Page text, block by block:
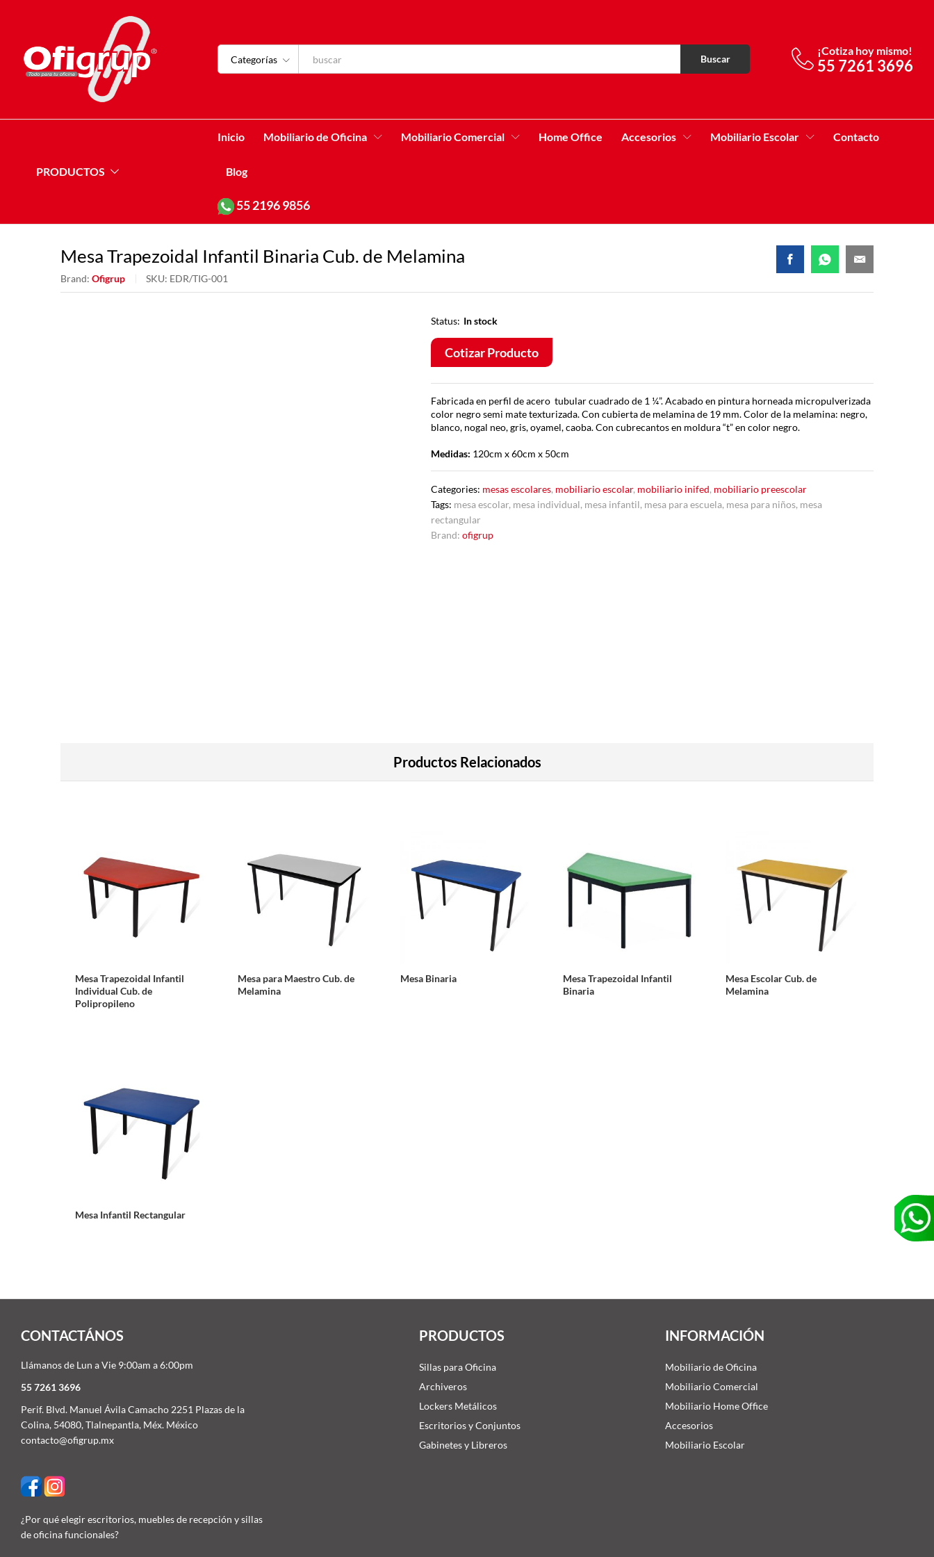
Categorías Buscar
¡Cotiza hoy mismo!
55 7261 3696
PRODUCTOS
Inicio Mobiliario de Oficina Mobiliario Comercial Home Office Accesorios Mobiliario Escolar Contacto
Blog
552196 9856
Mesa Trapezoidal Infantil Binaria Cub. de Melamina
Brand: Ofigrup SKU: EDR/TIG-001
Status: In stock
Cotizar Producto
Fabricada en perfil de acero tubular cuadrado de 1 ¼”. Acabado en pintura horneada micropulverizada
color negro semi mate texturizada. Con cubierta de melamina de 19 mm. Color de la melamina: negro,
blanco, nogal neo, gris, oyamel, caoba. Con cubrecantos en moldura “t” en color negro.
Medidas: 120cm x 60cm x 50cm
Categories: mesas escolares, mobiliario escolar, mobiliario inifed, mobiliario preescolar
Tags: mesa escolar, mesa individual, mesa infantil, mesa para escuela, mesa para niños, mesa
rectangular
Brand:ofigrup
Productos Relacionados
Mesa Trapezoidal Infantil
Individual Cub. de
Polipropileno
Mesa para Maestro Cub. de
Melamina
Mesa Binaria
Mesa Trapezoidal Infantil
Binaria
Mesa Escolar Cub. de
Melamina
Mesa Infantil Rectangular
CONTACTÁNOS
Llámanos de Lun a Vie 9:00am a 6:00pm
55 7261 3696
Perif. Blvd. Manuel Ávila Camacho 2251 Plazas de la
Colina, 54080, Tlalnepantla, Méx. México
contacto@ofigrup.mx
¿Por qué elegir escritorios, muebles de recepción y sillas
de oficina funcionales?
PRODUCTOS
Sillas para Oficina
Archiveros
Lockers Metálicos
Escritorios y Conjuntos
Gabinetes y Libreros
INFORMACIÓN
Mobiliario de Oficina
Mobiliario Comercial
Mobiliario Home Office
Accesorios
Mobiliario Escolar